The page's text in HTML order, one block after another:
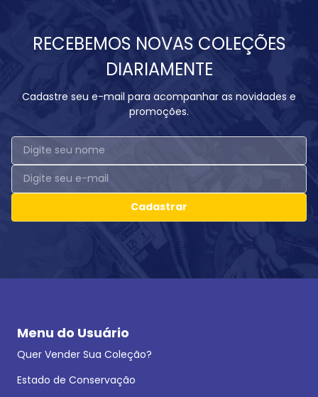
RECEBEMOS NOVAS COLEÇÕES
DIARIAMENTE
Cadastre seu e-mail para acompanhar as novidades e
promoções.
Cadastrar
Menu do Usuário
Quer Vender Sua Coleção?
Estado de Conservação